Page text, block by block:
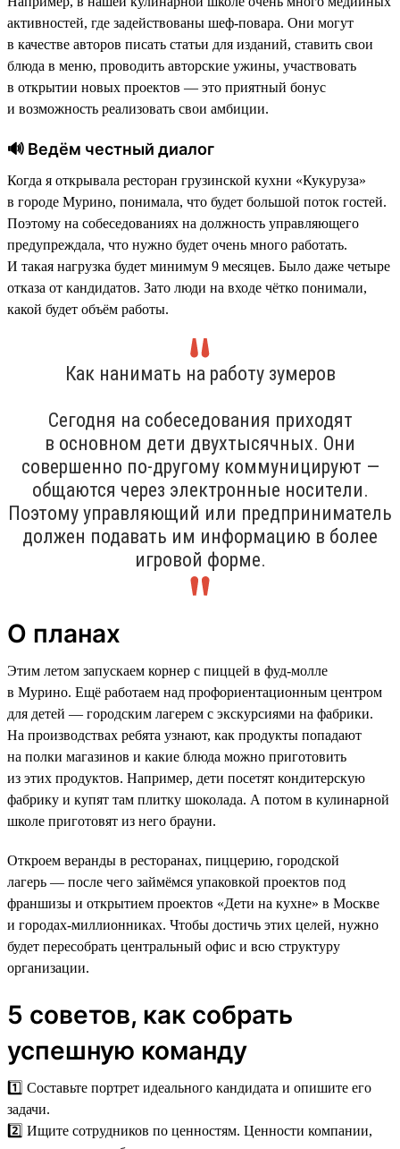
активностей, где задействованы шеф-повара. Они могут
в качестве авторов писать статьи для изданий, ставить свои
блюда в меню, проводить авторские ужины, участвовать
в открытии новых проектов — это приятный бонус
и возможность реализовать свои амбиции.
🔊 Ведём честный диалог
Когда я открывала ресторан грузинской кухни «Кукуруза»
в городе Мурино, понимала, что будет большой поток гостей.
Поэтому на собеседованиях на должность управляющего
предупреждала, что нужно будет очень много работать.
И такая нагрузка будет минимум 9 месяцев. Было даже четыре
отказа от кандидатов. Зато люди на входе чётко понимали,
какой будет объём работы.
Как нанимать на работу зумеров
Сегодня на собеседования приходят
в основном дети двухтысячных. Они
совершенно по-другому коммуницируют —
общаются через электронные носители.
Поэтому управляющий или предприниматель
должен подавать им информацию в более
игровой форме.
О планах
Этим летом запускаем корнер с пиццей в фуд-молле
в Мурино. Ещё работаем над профориентационным центром
для детей — городским лагерем с экскурсиями на фабрики.
На производствах ребята узнают, как продукты попадают
на полки магазинов и какие блюда можно приготовить
из этих продуктов. Например, дети посетят кондитерскую
фабрику и купят там плитку шоколада. А потом в кулинарной
школе приготовят из него брауни.
Откроем веранды в ресторанах, пиццерию, городской
лагерь — после чего займёмся упаковкой проектов под
франшизы и открытием проектов «Дети на кухне» в Москве
и городах-миллионниках. Чтобы достичь этих целей, нужно
будет пересобрать центральный офис и всю структуру
организации.
5 советов, как собрать
успешную команду
1️⃣ Составьте портрет идеального кандидата и опишите его
задачи.
2️⃣ Ищите сотрудников по ценностям. Ценности компании,